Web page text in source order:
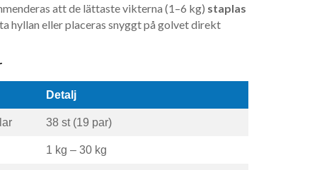
att de lättaste vikterna (1–6 kg) staplas
hyllan eller placeras snyggt på golvet direkt
Detalj
38 st (19 par)
1 kg – 30 kg